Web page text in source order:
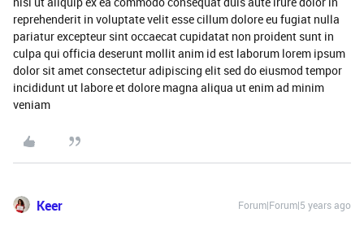
reprehenderit in voluptate velit esse cillum dolore eu fugiat nulla
pariatur excepteur sint occaecat cupidatat non proident sunt in
culpa qui officia deserunt mollit anim id est laborum lorem ipsum
dolor sit amet consectetur adipiscing elit sed do eiusmod tempor
incididunt ut labore et dolore magna aliqua ut enim ad minim
veniam
Keer Forum|Forum|5 years ago